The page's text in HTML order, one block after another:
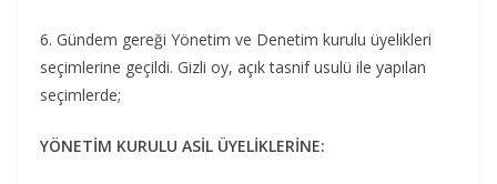
6. Gündem gereği Yönetim ve Denetim kurulu üyelikleri
seçimlerine geçildi. Gizli oy, açık tasnif usulü ile yapılan
seçimlerde;
YÖNETİM KURULU ASİL ÜYELİKLERİNE: